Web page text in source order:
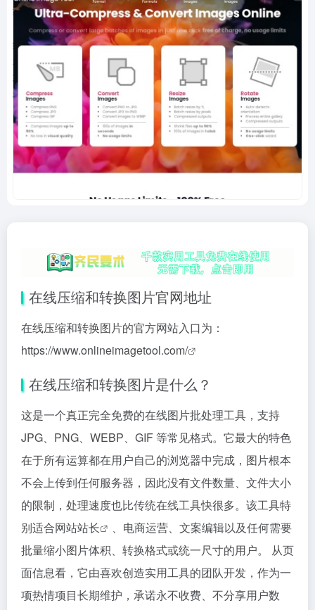
在线压缩和转换图片官网地址
在线压缩和转换图片的官方网站入口为：
https://www.onlineimagetool.com/
在线压缩和转换图片是什么？
这是一个真正完全免费的在线图片批处理工具，支持
JPG、PNG、WEBP、GIF 等常见格式。它最大的特色
在于所有运算都在用户自己的浏览器中完成，图片根本
不会上传到任何服务器，因此没有文件数量、文件大小
的限制，处理速度也比传统在线工具快很多。该工具特
别适合网站站长
、电商运营、文案编辑以及任何需要
批量缩小图片体积、转换格式或统一尺寸的用户。 从页
面信息看，它由喜欢创造实用工具的团队开发，作为一
项热情项目长期维护，承诺永不收费、不分享用户数